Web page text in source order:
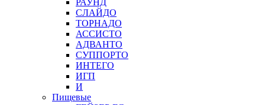
РАУНД
СЛАЙДО
ТОРНАДО
АССИСТО
АДВАНТО
СУППОРТО
ИНТЕГО
ИГП
И
Пищевые